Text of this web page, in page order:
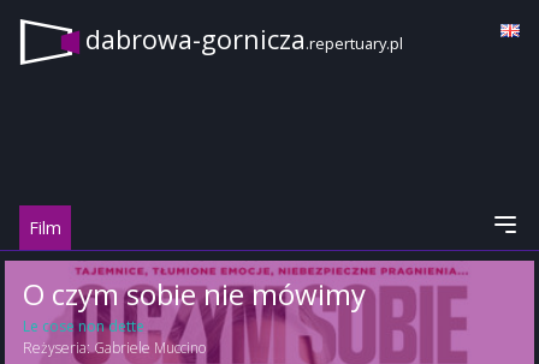
dabrowa-gornicza.repertuary.pl
Film
O czym sobie nie mówimy
Le cose non dette
Reżyseria:Gabriele Muccino